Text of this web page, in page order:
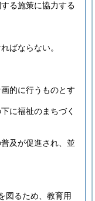
る施策に協力する
ばならない。
的に行うものとす
に福祉のまちづく
及が促進され、並
図るため、教育用